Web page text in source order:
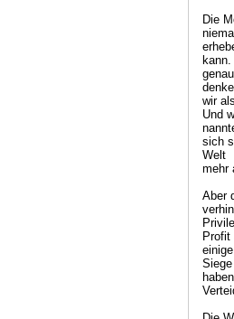
Die
wir
Und
sich
Welt
mehr
Aber
Profit
einige